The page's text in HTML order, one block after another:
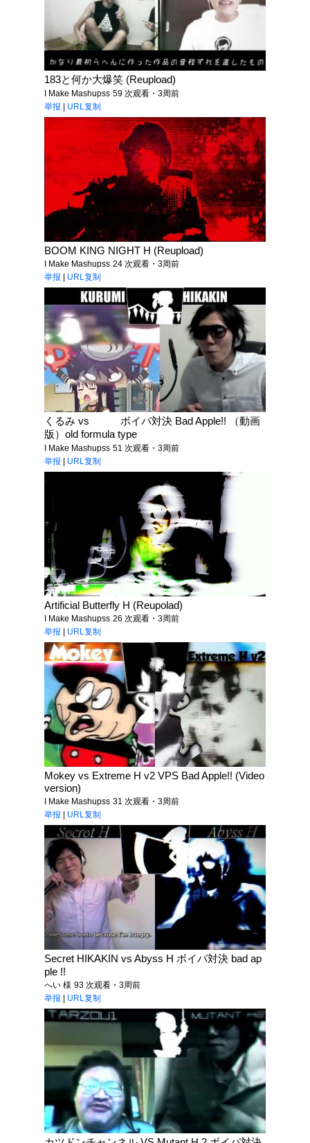
183と何か大爆笑 (Reupload)
I Make Mashupss 59 次观看・3周前
举报
URL复制
BOOM KING NIGHT H (Reupload)
I Make Mashupss 24 次观看・3周前
举报
URL复制
くるみ vs ボイパ対決 Bad Apple!! （動画
版）old formula type
I Make Mashupss 51 次观看・3周前
举报
URL复制
Artificial Butterfly H (Reupolad)
I Make Mashupss 26 次观看・3周前
举报
URL复制
Mokey vs Extreme H v2 VPS Bad Apple!! (Video
version)
I Make Mashupss 31 次观看・3周前
举报
URL复制
Secret HIKAKIN vs Abyss H ボイパ対決 bad ap
ple !!
へい 様 93 次观看・3周前
举报
URL复制